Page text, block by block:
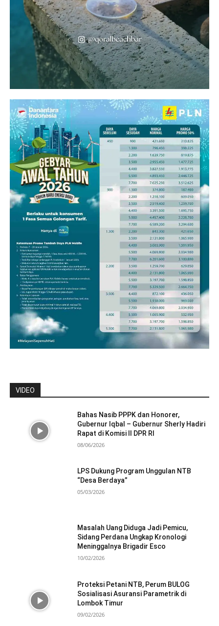
VIDEO
Bahas Nasib PPPK dan Honorer,
Gubernur Iqbal – Gubernur Sherly Hadiri
Rapat di Komisi II DPR RI
08/06/2026
LPS Dukung Program Unggulan NTB
“Desa Berdaya”
05/03/2026
Masalah Uang Diduga Jadi Pemicu,
Sidang Perdana Ungkap Kronologi
Meninggalnya Brigadir Esco
10/02/2026
Proteksi Petani NTB, Perum BULOG
Sosialisasi Asuransi Parametrik di
Lombok Timur
09/02/2026